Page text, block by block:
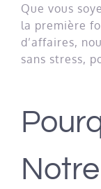
Que vous
la première
d’affaires,
sans stress,